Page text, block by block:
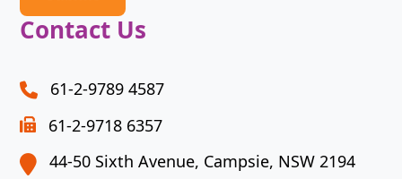
shown
in
image
continue.
Contact Us
61-2-9789 4587
61-2-9718 6357
44-50 Sixth Avenue, Campsie, NSW 2194